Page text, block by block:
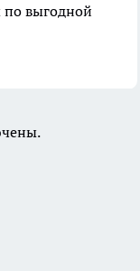
по выгодной